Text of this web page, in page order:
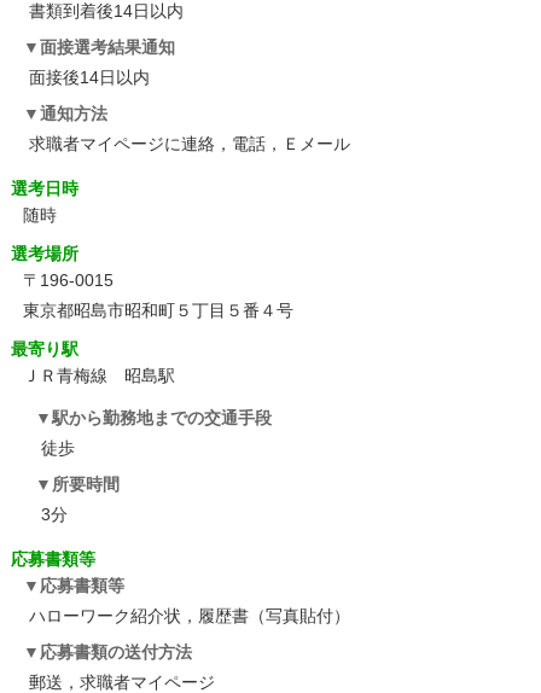
書類到着後14日以内
面接選考結果通知
面接後14日以内
通知方法
求職者マイページに連絡，電話，Ｅメール
選考日時
随時
選考場所
〒196-0015
東京都昭島市昭和町５丁目５番４号
最寄り駅
ＪＲ青梅線 昭島駅
駅から勤務地までの交通手段
徒歩
所要時間
3分
応募書類等
応募書類等
ハローワーク紹介状，履歴書（写真貼付）
応募書類の送付方法
郵送，求職者マイページ